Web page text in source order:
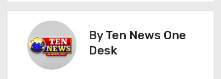
s
ByTen News One
Desk